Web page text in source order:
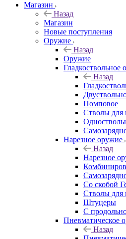
Магазин
Назад
Магазин
Новые поступления
Оружие
Назад
Оружие
Гладкоствольное
Назад
Помповое
Стволы для
Нарезное оружие
Назад
Нарезное
Со скобой
Стволы для
Штуцеры
С
Пневматическое
Назад